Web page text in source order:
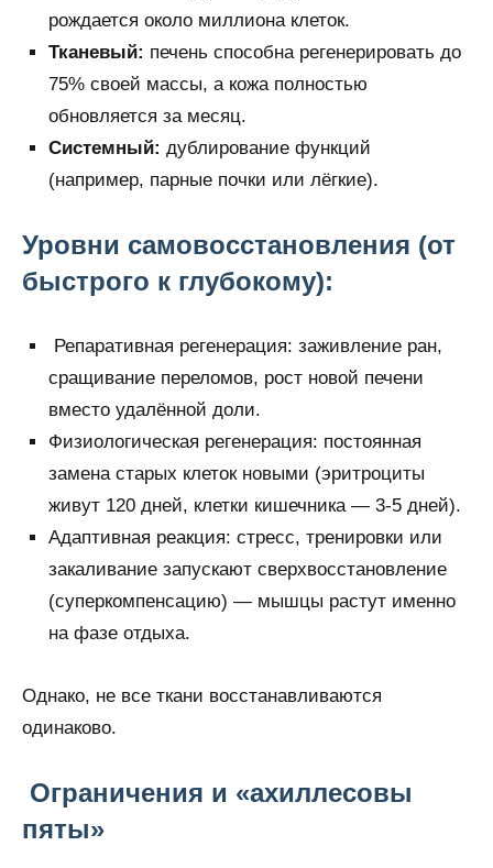
рождается около миллиона клеток.
Тканевый: печень способна регенерировать до
75% своей массы, а кожа полностью
обновляется за месяц.
Системный: дублирование функций
(например, парные почки или лёгкие).
Уровни самовосстановления (от
быстрого к глубокому):
Репаративная регенерация: заживление ран,
сращивание переломов, рост новой печени
вместо удалённой доли.
Физиологическая регенерация: постоянная
замена старых клеток новыми (эритроциты
живут 120 дней, клетки кишечника — 3-5 дней).
Адаптивная реакция: стресс, тренировки или
закаливание запускают сверхвосстановление
(суперкомпенсацию) — мышцы растут именно
на фазе отдыха.
Однако, не все ткани восстанавливаются
одинаково.
Ограничения и «ахиллесовы
пяты»